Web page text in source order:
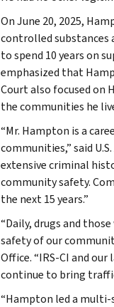
On June 20, 2025,
controlled substances
to spend 10 years on
emphasized that
Court also focused on
the communities he
“Mr. Hampton is a
communities,” said
extensive criminal
community safety.
the next 15 years.”
“Daily, drugs and
safety of our
Office. “IRS-CI and
continue to bring
“Hampton led a multi-